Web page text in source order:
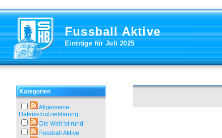
Fussball Aktive
Einträge für Juli 2025
Kategorien
Allgemeine
Datenschutzerklärung
Die Welt ist rund
Fussball Aktive